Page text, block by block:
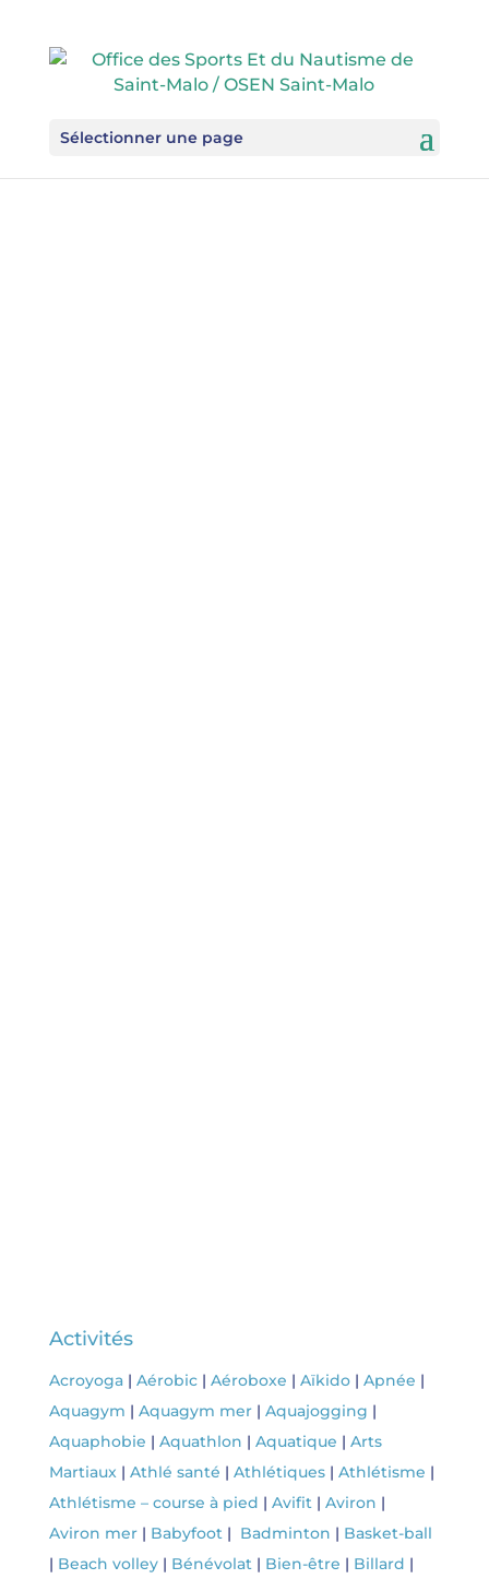
Sélectionner une page
Activités
Acroyoga| Aérobic| Aéroboxe | Aïkido| Apnée |
Aquagym | Aquagym mer| Aquajogging |
Aquaphobie | Aquathlon | Aquatique | Arts
Martiaux| Athlé santé | Athlétiques| Athlétisme |
Athlétisme – course à pied | Avifit| Aviron |
Aviron mer| Babyfoot| Badminton | Basket-ball
| Beach volley| Bénévolat| Bien-être | Billard |